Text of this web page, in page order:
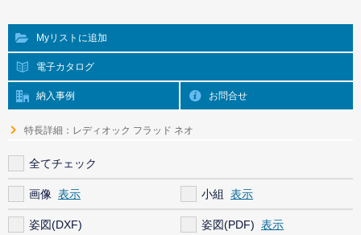
Myリストに追加
電子カタログ
納入事例 お問合せ
特長詳細：レディオック フラッド ネオ
全てチェック
画像 小組
姿図(DXF) 姿図(PDF)